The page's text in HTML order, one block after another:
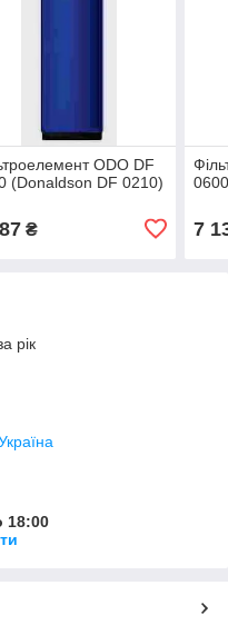
ODO DF
(Donaldson DF 0210)
₴ 7
рік
18:00